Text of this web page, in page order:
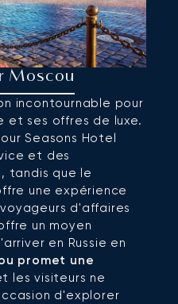
Moscou
incontournable pour
et ses offres de luxe.
Seasons Hotel
et des
tandis que le
une expérience
d'affaires
un moyen
en Russie en
promet une
les visiteurs ne
d'explorer